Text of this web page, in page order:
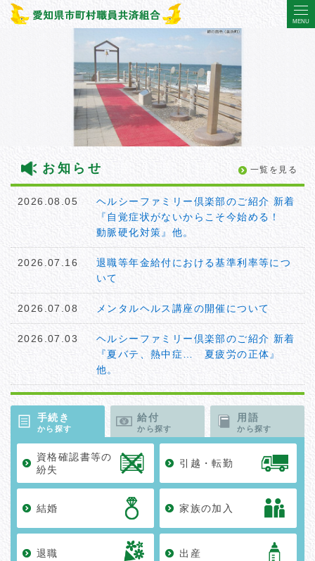
お知らせ 一覧を見る
ヘルシーファミリー倶楽部のご紹介 新着
『自覚症状がないからこそ今始める！
動脈硬化対策』他。
2026.08.05
退職等年金給付における基準利率等につ
いて
2026.07.16
メンタルヘルス講座の開催について
2026.07.08
ヘルシーファミリー倶楽部のご紹介 新着
『夏バテ、熱中症… 夏疲労の正体』
他。
2026.07.03
預託金の運用状況について
2026.07.01
ライフプラン講座（退職準備型）の開催
について
2026.06.12
今年度も歯科健診を行います
2026.06.11
ヘルシーファミリー倶楽部のご紹介 新着
『カビ・ダニ・食中毒… ジメジメ季節
2026.06.04
手続き
から探す
給付
から探す
用語
から探す
資格確認書等の
紛失
引越・転勤
結婚 家族の加入
退職 出産